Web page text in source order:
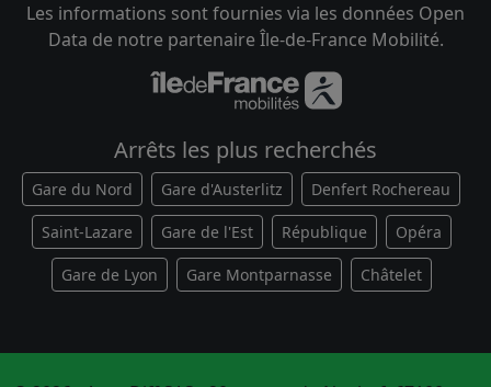
Les informations sont fournies via les données Open
Data de notre partenaire Île-de-France Mobilité.
Arrêts les plus recherchés
Gare du Nord Gare d'Austerlitz Denfert Rochereau
Saint-Lazare Gare de l'Est République Opéra
Gare de Lyon Gare Montparnasse Châtelet